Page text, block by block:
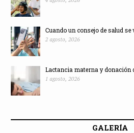
Cuando un consejo de salud se
2 agosto, 2026
Lactancia materna y donación
1 agosto, 2026
GALERÍA